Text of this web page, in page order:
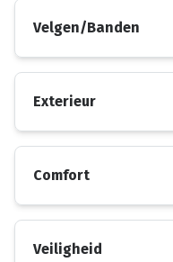
Velgen/Banden
Exterieur
Comfort
Veiligheid